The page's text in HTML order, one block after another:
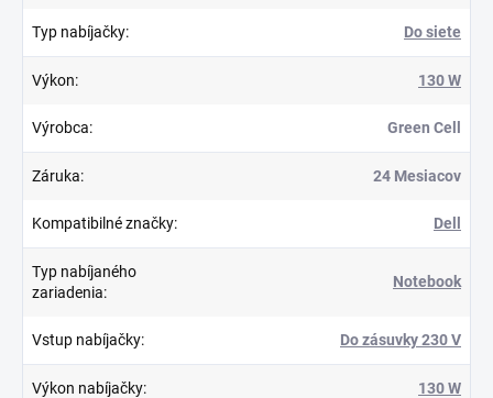
Typ nabíjačky: Do siete
Výkon: 130 W
Výrobca: Green Cell
Záruka: 24 Mesiacov
Kompatibilné značky: Dell
Typ nabíjaného
zariadenia:
Notebook
Vstup nabíjačky: Do zásuvky 230 V
Výkon nabíjačky: 130 W